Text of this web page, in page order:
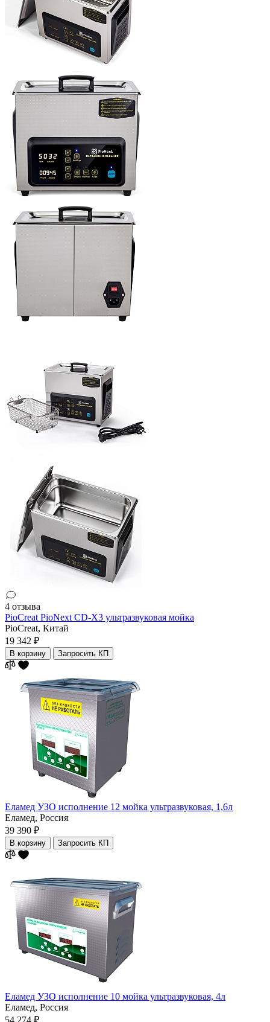
4 отзыва
PioCreat PioNext CD-X3 ультразвуковая мойка
PioCreat, Китай
19 342 ₽
В корзину Запросить КП
Еламед УЗО исполнение 12 мойка ультразвуковая, 1,6л
Еламед, Россия
39 390 ₽
В корзину Запросить КП
Еламед УЗО исполнение 10 мойка ультразвуковая, 4л
Еламед, Россия